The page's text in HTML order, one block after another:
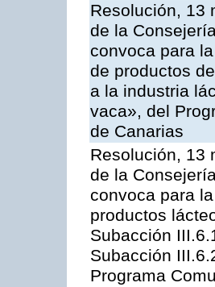
Resolución, 13
de la
convoca para
de productos
a la industria
vaca», del
de Canarias
Resolución, 13
de la
convoca para
productos
Subacción
Subacción
Programa